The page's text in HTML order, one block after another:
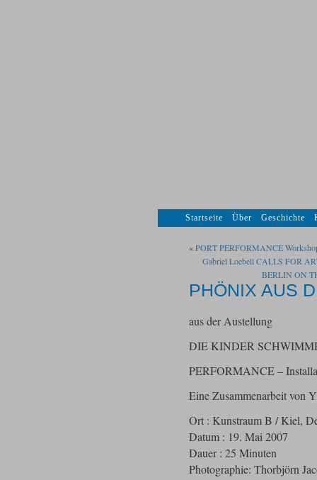
Startseite Über Geschichte
«PORT PERFORMANCE
Gabriel Loebell CALLS FOR
BERLIN ON
PHÖNIX AUS
aus der Austellung
DIE KINDER
PERFORMANCE –
Eine Zusammenarbeit von
Ort : Kunstraum B / Kiel,
Datum : 19. Mai 2007
Dauer : 25 Minuten
Photographie: Thorbjörn